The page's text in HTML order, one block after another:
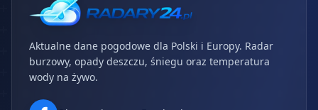
Aktualne dane pogodowe dla Polski i Europy. Radar
burzowy, opady deszczu, śniegu oraz temperatura
wody na żywo.